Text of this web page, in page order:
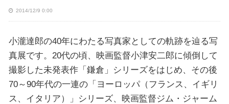
2014/12/9 0:00
小瀧達郎の40年にわたる写真家としての軌跡を辿る写
真展です。20代の頃、映画監督小津安二郎に傾倒して
撮影した未発表作「鎌倉」シリーズをはじめ、その後
70～90年代の一連の「ヨーロッパ（フランス、イギリ
ス、イタリア）」シリーズ、映画監督ジム・ジャーム